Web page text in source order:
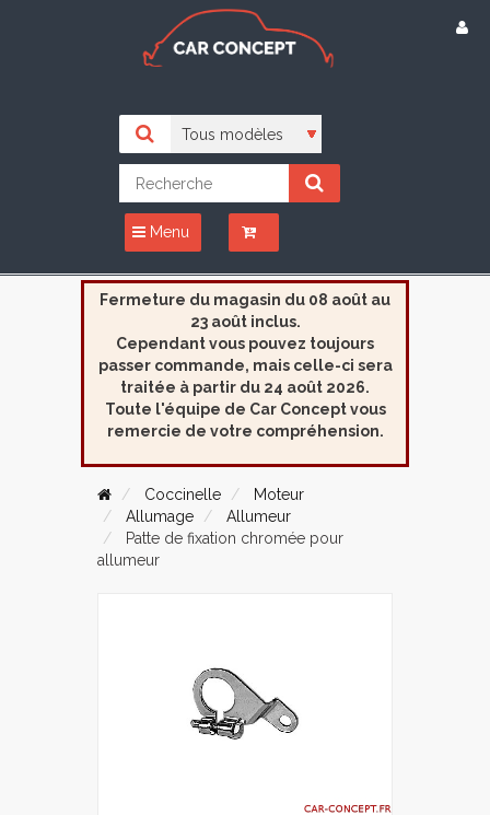
Menu
Fermeture du magasin du 08 août au
23 août inclus.
Cependant vous pouvez toujours
passer commande, mais celle-ci sera
traitée à partir du 24 août 2026.
Toute l'équipe de Car Concept vous
remercie de votre compréhension.
Coccinelle
Moteur
Allumage
Allumeur
Patte de fixation chromée pour
allumeur